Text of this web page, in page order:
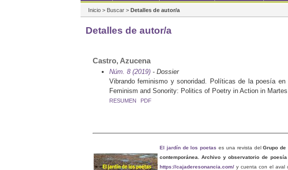
Inicio > Buscar > Detalles de autor/a
Detalles de autor/a
Castro, Azucena
Núm. 8 (2019)- Dossier
Vibrando feminismo y sonoridad. Políticas de la poesía
Feminism and Sonority: Politics of Poetry in Action in
RESUMEN PDF
El jardín de los poetas es una revista delGrupo
contemporánea. Archivo y observatorio de
https://cajaderesonancia.com/y cuenta con el aval